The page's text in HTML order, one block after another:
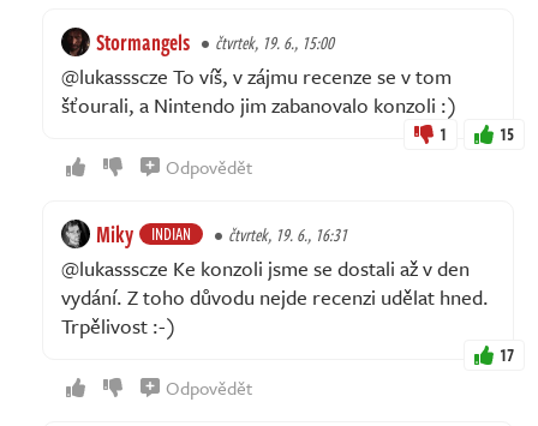
Stormangels čtvrtek, 19. 6., 15:00
@lukassscze To víš, v zájmu recenze se v tom
šťourali, a Nintendo jim zabanovalo konzoli :)
1 15
Odpovědět
Miky INDIAN čtvrtek, 19. 6., 16:31
@lukassscze Ke konzoli jsme se dostali až v den
vydání. Z toho důvodu nejde recenzi udělat hned.
Trpělivost :-)
17
Odpovědět